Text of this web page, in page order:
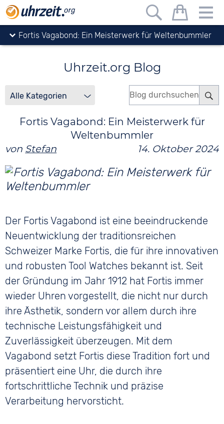
Uhrzeit.org
Blog
Fortis Vagabond: Ein Meisterwerk für Weltenbummler
Uhrzeit.org Blog
Fortis Vagabond: Ein Meisterwerk für
Weltenbummler
von Stefan 14. Oktober 2024
Der Fortis Vagabond ist eine beeindruckende
Neuentwicklung der traditionsreichen
Schweizer Marke Fortis, die für ihre innovativen
und robusten Tool Watches bekannt ist. Seit
der Gründung im Jahr 1912 hat Fortis immer
wieder Uhren vorgestellt, die nicht nur durch
ihre Ästhetik, sondern vor allem durch ihre
technische Leistungsfähigkeit und
Zuverlässigkeit überzeugen. Mit dem
Vagabond setzt Fortis diese Tradition fort und
präsentiert eine Uhr, die durch ihre
fortschrittliche Technik und präzise
Verarbeitung hervorsticht.